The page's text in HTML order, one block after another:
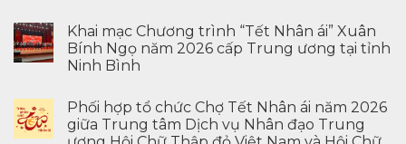
Khai mạc Chương trình “Tết Nhân ái” Xuân
Bính Ngọ năm 2026 cấp Trung ương tại tỉnh
Ninh Bình
Phối hợp tổ chức Chợ Tết Nhân ái năm 2026
giữa Trung tâm Dịch vụ Nhân đạo Trung